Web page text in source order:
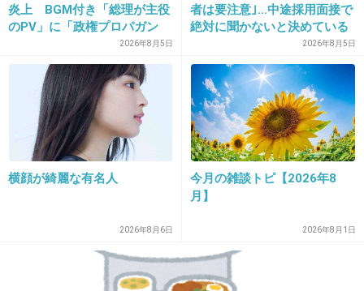
+398 -5
2020/06/15(月) 11:39:35
アメリカだからね。アメリカで出産した経験あ
るけどビックリしたもん。
+64 -3
2020/06/15(月) 11:39:46
死んだらチャラなの？遺族に1億請求じゃなくて？
炎上 BGM付き「総理が主役
のPV」に「政権プロパガン
2026年8月5日
者は要注意｣…中途採用面接で
絶対に聞かないと決めている
2026年8月5日
横顔が綺麗な有名人
2026年8月6日
今月の雑談トピ【2026年8
月】
2026年8月1日